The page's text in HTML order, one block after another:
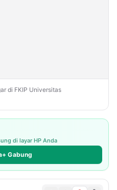
di FKIP Universitas
di layar HP Anda
Gabung